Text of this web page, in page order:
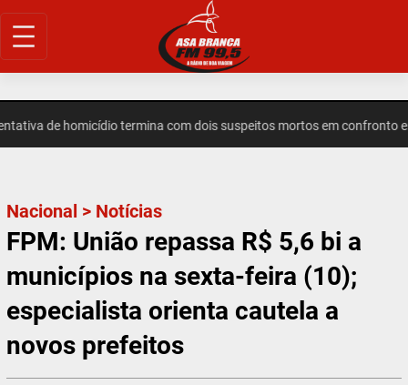
Pular
para
de homicídio termina com dois suspeitos mortos em confronto em
Nacional > Notícias
FPM: União repassa R$ 5,6 bi a
municípios na sexta-feira (10);
especialista orienta cautela a
novos prefeitos